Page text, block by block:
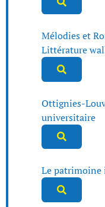
Mélodies et
Littérature
Ottignies-
universitaire
Le patrimoine